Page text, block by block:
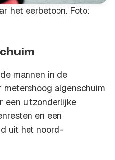
het eerbetoon. Foto:
mannen in de
metershoog algenschuim
een uitzonderlijke
en een
uit het noord-